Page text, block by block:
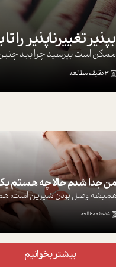
ممکن است بپرسيد چرا بايد چنين
3 دقیقه مطالعه
5 دقیقه مطالعه
بیشتر بخوانیم